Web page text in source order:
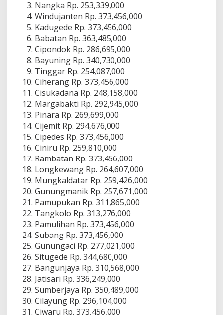
Nangka Rp. 253,339,000
Windujanten Rp. 373,456,000
Kadugede Rp. 373,456,000
Babatan Rp. 363,485,000
Cipondok Rp. 286,695,000
Bayuning Rp. 340,730,000
Tinggar Rp. 254,087,000
Ciherang Rp. 373,456,000
Cisukadana Rp. 248,158,000
Margabakti Rp. 292,945,000
Pinara Rp. 269,699,000
Cijemit Rp. 294,676,000
Cipedes Rp. 373,456,000
Ciniru Rp. 259,810,000
Rambatan Rp. 373,456,000
Longkewang Rp. 264,607,000
Mungkaldatar Rp. 259,426,000
Gunungmanik Rp. 257,671,000
Pamupukan Rp. 311,865,000
Tangkolo Rp. 313,276,000
Pamulihan Rp. 373,456,000
Subang Rp. 373,456,000
Gunungaci Rp. 277,021,000
Situgede Rp. 344,680,000
Bangunjaya Rp. 310,568,000
Jatisari Rp. 336,249,000
Sumberjaya Rp. 350,489,000
Cilayung Rp. 296,104,000
Ciwaru Rp. 373,456,000